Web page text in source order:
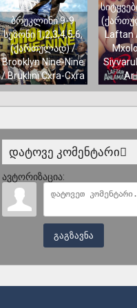
ბრუკლინი 9-9
სეზონი 1,2,3,4,5,6,
(ქართულად) /
Brooklyn Nine-Nine
/ Bruklini Cxra-Cxra
Laftan
Ar
დატოვე კომენტარი
ავტორიზაცია:
გაგზავნა